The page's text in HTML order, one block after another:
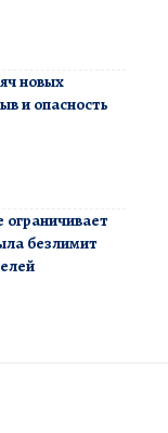
новых
и опасность
безлимит